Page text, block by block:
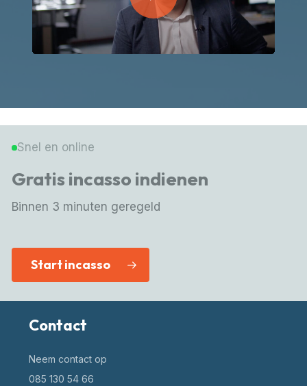
Snel en online
Gratis incasso indienen
Binnen 3 minuten geregeld
Start incasso
Contact
Neem contact op
085 130 54 66